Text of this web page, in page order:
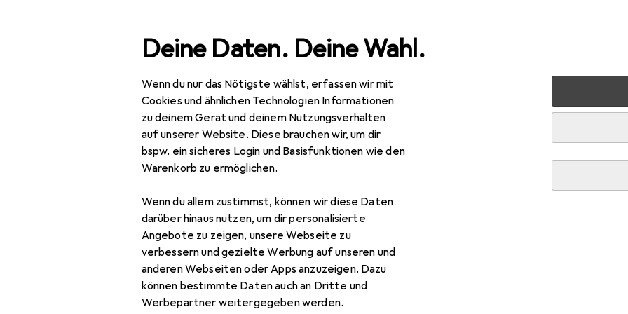
Deine Daten. Deine Wahl.
Wenn du nur das Nötigste wählst, erfassen wir mit
Cookies und ähnlichen Technologien Informationen
zu deinem Gerät und deinem Nutzungsverhalten
auf unserer Website. Diese brauchen wir, um dir
bspw. ein sicheres Login und Basisfunktionen wie den
Warenkorb zu ermöglichen.
Wenn du allem zustimmst, können wir diese Daten
darüber hinaus nutzen, um dir personalisierte
Angebote zu zeigen, unsere Webseite zu
verbessern und gezielte Werbung auf unseren und
anderen Webseiten oder Apps anzuzeigen. Dazu
können bestimmte Daten auch an Dritte und
Werbepartner weitergegeben werden.
Navigation nach Kategorien Gesamtsortiment IT + Multimedia Foto + Video